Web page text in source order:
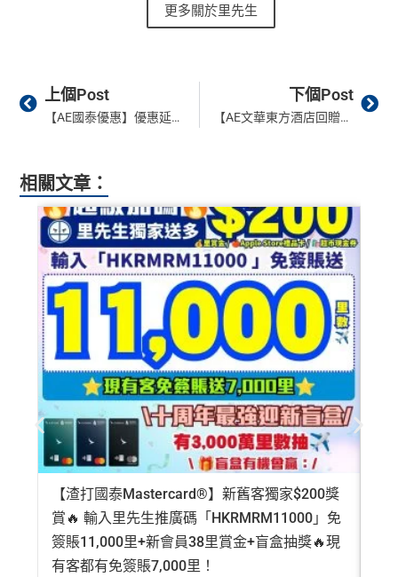
更多關於里先生
Prev
上個Post
【AE國泰優惠】優惠延長！憑AE Explorer卡於Cathay Pacific累積簽賬滿HK$8,000享HK$800簽賬回贈！
下個Post
【AE文華東方酒店回贈優惠】用AE白金卡於指定Mandarin Oriental酒店前台簽$5,000回$1,500！整個推廣期最高$3,000回贈！優惠要登記！
相關文章：
【渣打國泰Mastercard®】新舊客獨家$200獎
賞🔥 輸入里先生推廣碼「HKRMRM11000」免
簽賬11,000里+新會員38里賞金+盲盒抽獎🔥現
有客都有免簽賬7,000里！